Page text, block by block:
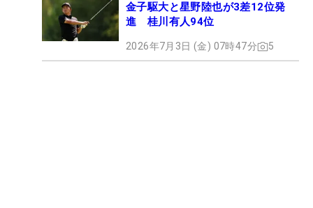
金子駆大と星野陸也が3差12位発
進 桂川有人94位
2026年7月3日 (金) 07時47分 5